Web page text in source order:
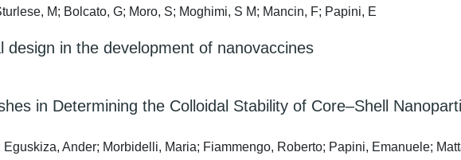
M; Bolcato, G; Moro, S; Moghimi, S M; Mancin, F; Papini, E
in the development of nanovaccines
in Determining the Colloidal Stability of Core–Shell
Ander; Morbidelli, Maria; Fiammengo, Roberto; Papini, Emanuele;